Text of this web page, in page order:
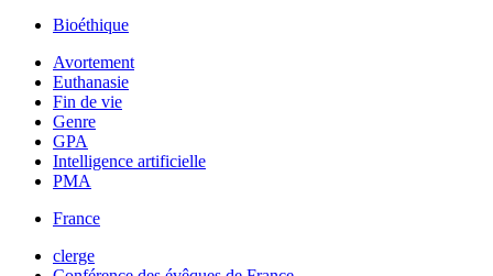
Bioéthique
Avortement
Euthanasie
Fin de vie
Genre
GPA
Intelligence artificielle
PMA
France
clerge